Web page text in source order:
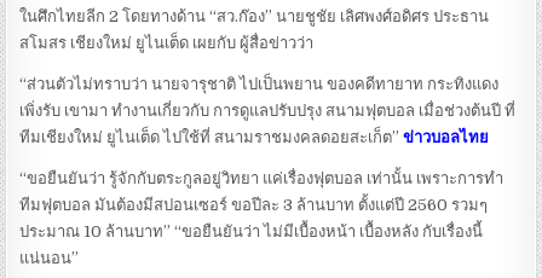
ในศึกไทยลีก 2​ โดยทางด้าน​ “สว.ก๊อง” นายชูชัย เลิศพงศ์อดิศร​ ประธาน
สโมสร เชียงใหม่​ ยูไนเต็ด​ เผยกับ ผู้สื่อข่าวว่า
“ส่วนตัวไม่ทราบว่า​ นายจารุชาติ​ ไปเป็นพยาน ของคดีทายาท กระทิงแดง​
เพิ่งรับ เขามา ทำงานเกี่ยวกับ การดูแลปรับปรุง สนามฟุตบอล เมื่อช่วงต้นปี ที่
ทีมเชียงใหม่​ ยูไนเต็ด ไปใช้ที่ สนามราชมงคลดอยสะเก็ต”ข่าวบอลไทย
“ขอยืนยันว่า รู้จักกับตระกูลอยู่วิทยา แค่เรื่องฟุตบอล เท่านั้น​ เพราะการทำ
ทีมฟุตบอล มันต้องมีสปอนเซอร์​ ขอปีละ​ 3​ ล้านบาท​ ตั้งแต่ปี​ 2560 รวมๆ
ประมาณ​ 10​ ล้านบาท” “ขอยืนยันว่า ไม่มีเบื้องหน้า เบื้องหลัง​ กับเรื่องนี้
แน่นอน”